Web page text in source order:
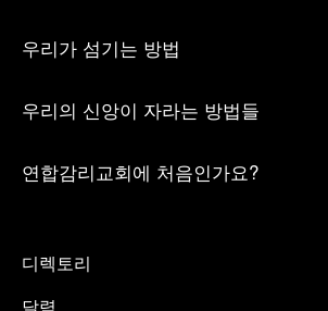
우리가 섬기는 방법
우리의 신앙이 자라는 방법들
연합감리교회에 처음인가요?
디렉토리
달력